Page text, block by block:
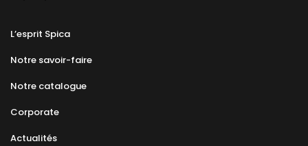
L’esprit Spica
Notre savoir-faire
Notre catalogue
Corporate
Actualités